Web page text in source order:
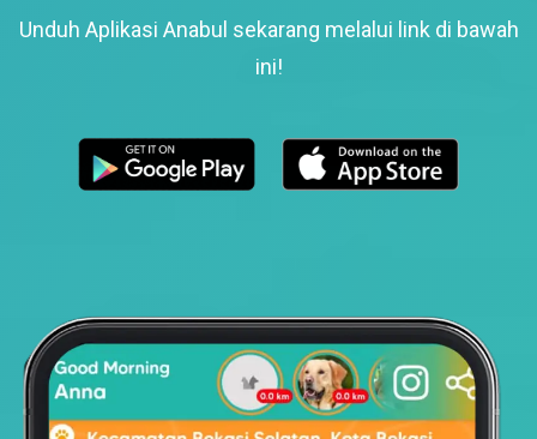
Unduh Aplikasi Anabul sekarang melalui link di bawah
ini!